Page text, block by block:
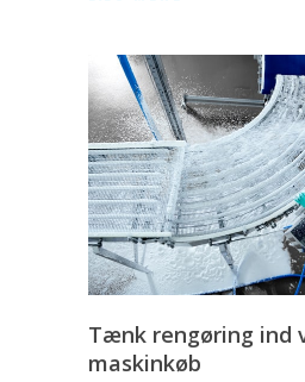
Tænk rengøring ind
maskinkøb